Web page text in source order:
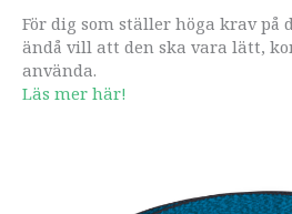
För dig som ställer höga krav på
ändå vill att den ska vara lätt,
använda.
Läs mer här!